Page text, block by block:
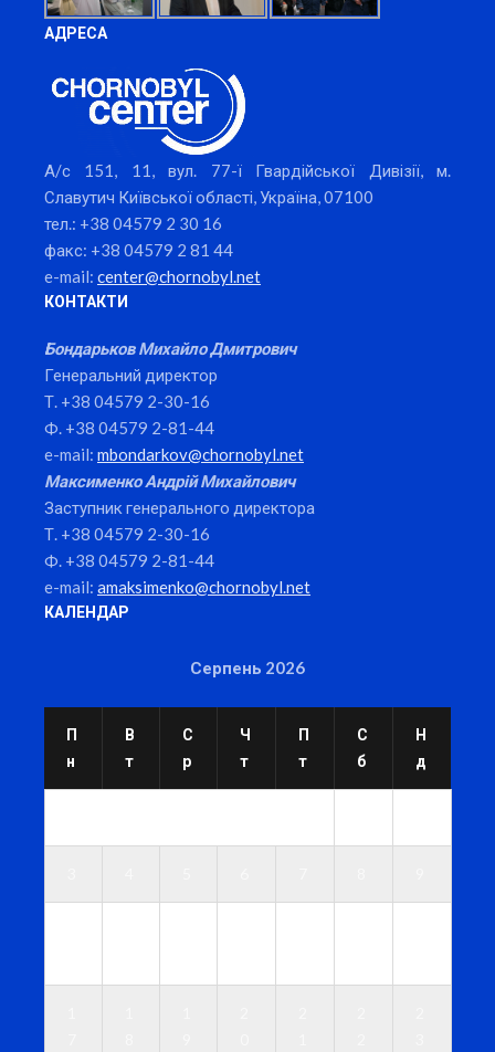
АДРЕСА
А/с 151, 11, вул. 77-ї Гвардійської Дивізії, м.
Славутич Київської області, Україна, 07100
тел.: +38 04579 2 30 16
факс: +38 04579 2 81 44
e-mail: center@chornobyl.net
КОНТАКТИ
Бондарьков Михайло Дмитрович
Генеральний директор
Т. +38 04579 2-30-16
Ф. +38 04579 2-81-44
e-mail: mbondarkov@chornobyl.net
Максименко Андрій Михайлович
Заступник генерального директора
Т. +38 04579 2-30-16
Ф. +38 04579 2-81-44
e-mail: amaksimenko@chornobyl.net
КАЛЕНДАР
Серпень 2026
П
н
В
т
С
р
Ч
т
П
т
С
б
Н
д